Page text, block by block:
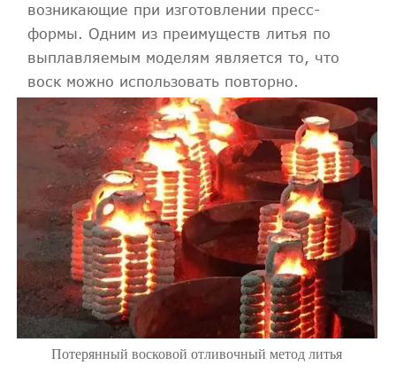
возникающие при изготовлении пресс-
формы. Одним из преимуществ литья по
выплавляемым моделям является то, что
воск можно использовать повторно.
Потерянный восковой отливочный метод литья